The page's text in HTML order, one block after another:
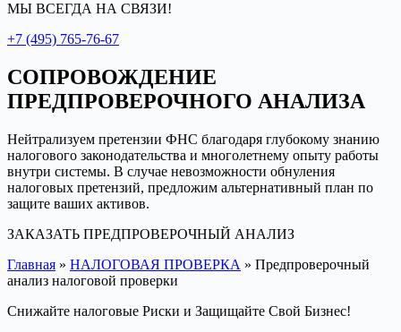
МЫ ВСЕГДА НА СВЯЗИ!
+7 (495) 765-76-67
СОПРОВОЖДЕНИЕ
ПРЕДПРОВЕРОЧНОГО АНАЛИЗА
Нейтрализуем претензии ФНС благодаря глубокому знанию
налогового законодательства и многолетнему опыту работы
внутри системы. В случае невозможности обнуления
налоговых претензий, предложим альтернативный план по
защите ваших активов.
ЗАКАЗАТЬ ПРЕДПРОВЕРОЧНЫЙ АНАЛИЗ
Главная » НАЛОГОВАЯ ПРОВЕРКА » Предпроверочный
анализ налоговой проверки
Снижайте налоговые Риски и Защищайте Свой Бизнес!